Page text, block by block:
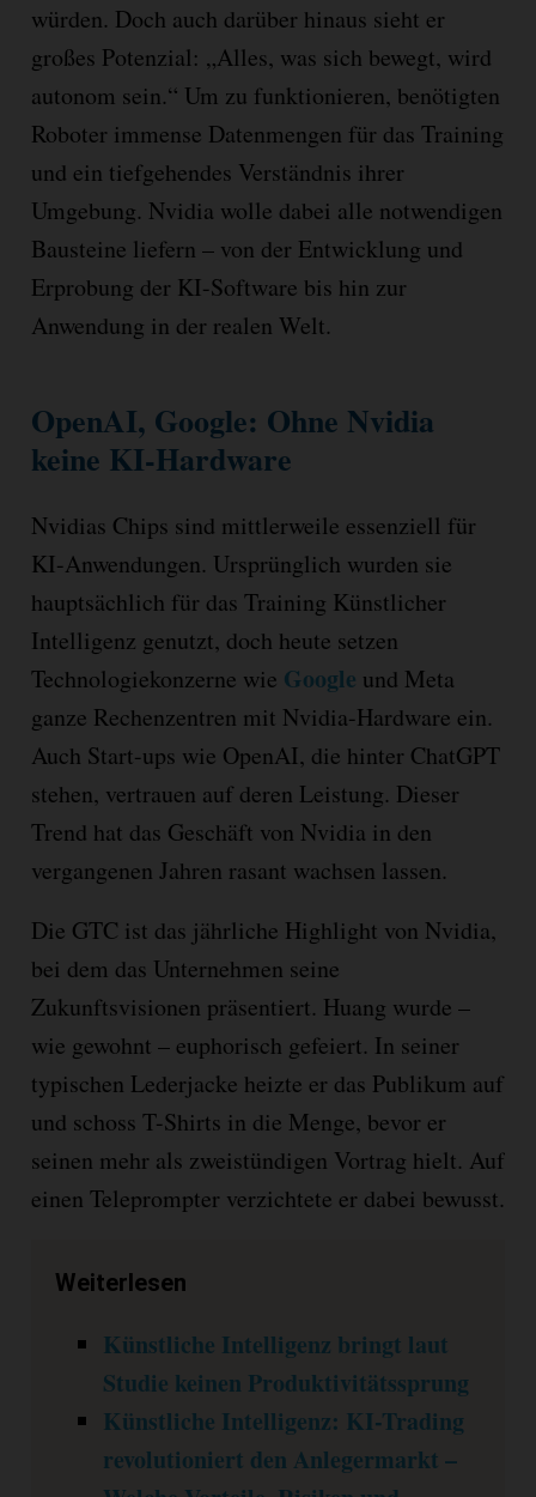
würden. Doch auch darüber hinaus sieht er
großes Potenzial: „Alles, was sich bewegt, wird
autonom sein.“ Um zu funktionieren, benötigten
Roboter immense Datenmengen für das Training
und ein tiefgehendes Verständnis ihrer
Umgebung. Nvidia wolle dabei alle notwendigen
Bausteine liefern – von der Entwicklung und
Erprobung der KI-Software bis hin zur
Anwendung in der realen Welt.
OpenAI, Google: Ohne Nvidia
keine KI-Hardware
Nvidias Chips sind mittlerweile essenziell für
KI-Anwendungen. Ursprünglich wurden sie
hauptsächlich für das Training Künstlicher
Intelligenz genutzt, doch heute setzen
Technologiekonzerne wie Google und Meta
ganze Rechenzentren mit Nvidia-Hardware ein.
Auch Start-ups wie OpenAI, die hinter ChatGPT
stehen, vertrauen auf deren Leistung. Dieser
Trend hat das Geschäft von Nvidia in den
vergangenen Jahren rasant wachsen lassen.
Die GTC ist das jährliche Highlight von Nvidia,
bei dem das Unternehmen seine
Zukunftsvisionen präsentiert. Huang wurde –
wie gewohnt – euphorisch gefeiert. In seiner
typischen Lederjacke heizte er das Publikum auf
und schoss T-Shirts in die Menge, bevor er
seinen mehr als zweistündigen Vortrag hielt. Auf
einen Teleprompter verzichtete er dabei bewusst.
Weiterlesen
Künstliche Intelligenz bringt laut
Studie keinen Produktivitätssprung
Künstliche Intelligenz: KI-Trading
revolutioniert den Anlegermarkt –